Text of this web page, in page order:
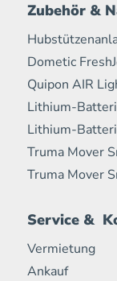
Zubehör &
Dometic
Quipon AIR
Lithium-
Lithium-
Truma Mover
Truma Mover
Service &
Vermietung
Ankauf